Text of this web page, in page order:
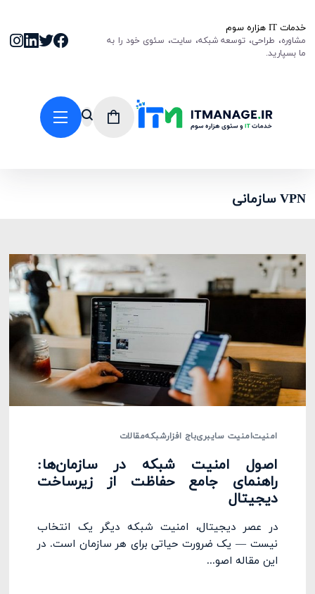
خدمات IT هزاره سوم
مشاوره، طراحی، توسعه شبکه، سایت، سئوی خود را به
ما بسپارید.
VPN سازمانی
امنیتامنیت سایبریباج افزارشبکهمقالات
اصول امنیت شبکه در سازمان‌ها:
راهنمای جامع حفاظت از زیرساخت
دیجیتال
در عصر دیجیتال، امنیت شبکه دیگر یک انتخاب
نیست — یک ضرورت حیاتی برای هر سازمان است. در
این مقاله اصو...